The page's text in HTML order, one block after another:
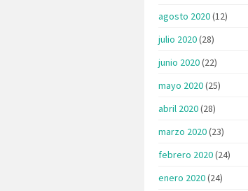
agosto 2020(12)
julio 2020(28)
junio 2020(22)
mayo 2020(25)
abril 2020(28)
marzo 2020(23)
febrero 2020(24)
enero 2020(24)